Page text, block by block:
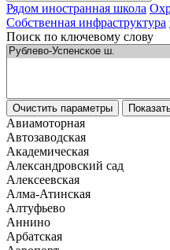
Рядом иностранная школа
Собственная инфраструктура
Поиск по ключевому слову
Очистить параметры
Авиамоторная
Автозаводская
Академическая
Александровский сад
Алексеевская
Алма-Атинская
Алтуфьево
Аннино
Арбатская